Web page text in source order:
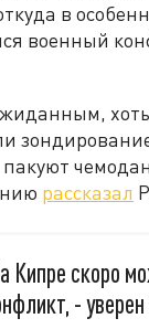
в
военный
пакуют
рассказал
Кипре скоро
-